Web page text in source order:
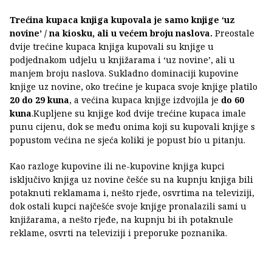
Trećina kupaca knjiga kupovala je samo knjige ‘uz
novine’ / na kiosku, ali u većem broju naslova. Preostale
dvije trećine kupaca knjiga kupovali su knjige u
podjednakom udjelu u knjižarama i ‘uz novine’, ali u
manjem broju naslova. Sukladno dominaciji kupovine
knjige uz novine, oko trećine je kupaca svoje knjige platilo
20 do 29 kuna, a većina kupaca knjige izdvojila je do 60
kuna.Kupljene su knjige kod dvije trećine kupaca imale
punu cijenu, dok se među onima koji su kupovali knjige s
popustom većina ne sjeća koliki je popust bio u pitanju.
Kao razloge kupovine ili ne-kupovine knjiga kupci
isključivo knjiga uz novine češće su na kupnju knjiga bili
potaknuti reklamama i, nešto rjeđe, osvrtima na televiziji,
dok ostali kupci najčešće svoje knjige pronalazili sami u
knjižarama, a nešto rjeđe, na kupnju bi ih potaknule
reklame, osvrti na televiziji i preporuke poznanika.